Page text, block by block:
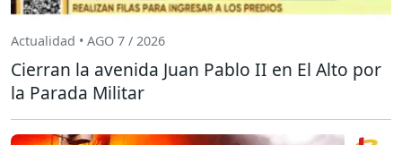
Actualidad • AGO 7 / 2026
Cierran la avenida Juan Pablo II en El Alto por
la Parada Militar